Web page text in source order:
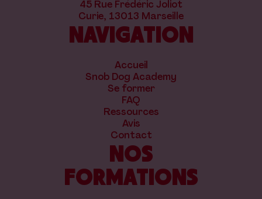
45 Rue Frédéric Joliot
Curie, 13013 Marseille
NAVIGATION
Accueil
Snob Dog Academy
Se former
FAQ
Ressources
Avis
Contact
NOS
FORMATIONS